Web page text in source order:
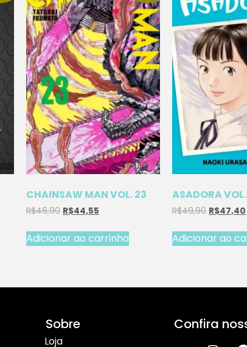
CHAINSAW MAN VOL. 23
R$46,90 R$44,55
Adicionar ao carrinho
ASADORA
R$49,90 R$47,40
Adicionar ao
Sobre
Loja
Confira